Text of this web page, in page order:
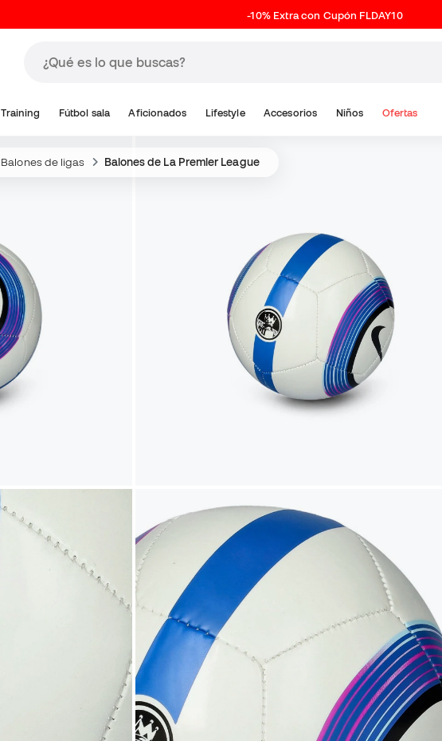
-10% Extra con Cupón FLDAY10
Training Fútbol sala Aficionados Lifestyle Accesorios Niños Ofertas
Balones de ligas Balones de La Premier League